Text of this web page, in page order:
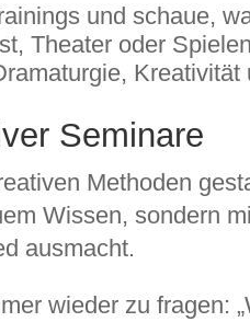
und schaue,
Theater oder
Kreativität
Seminare
Methoden
Wissen, sondern
ausmacht.
wieder zu fragen: